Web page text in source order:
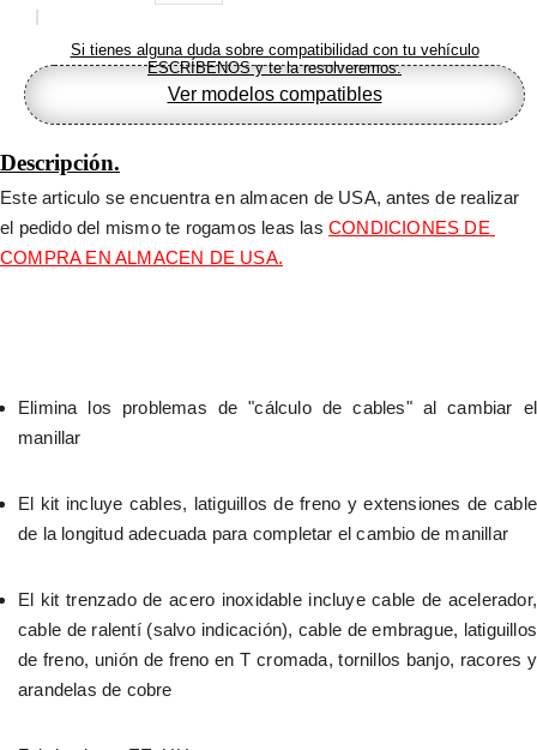
Si tienes alguna duda sobre compatibilidad con tu vehículo
ESCRÍBENOS y te la resolveremos.
Ver modelos compatibles
Descripción.
Este articulo se encuentra en almacen de USA, antes de realizar
el pedido del mismo te rogamos leas las CONDICIONES DE
COMPRA EN ALMACEN DE USA.
Elimina los problemas de "cálculo de cables" al cambiar el
manillar
El kit incluye cables, latiguillos de freno y extensiones de cable
de la longitud adecuada para completar el cambio de manillar
El kit trenzado de acero inoxidable incluye cable de acelerador,
cable de ralentí (salvo indicación), cable de embrague, latiguillos
de freno, unión de freno en T cromada, tornillos banjo, racores y
arandelas de cobre